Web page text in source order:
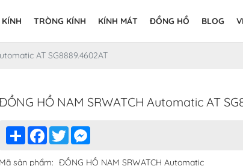
TRÒNG KÍNH KÍNH MÁT ĐỒNG HỒ BLOG
AT SG8889.4602AT
HỒ NAM SRWATCH Automatic AT
Share Facebook
Twitter
Mã sản phẩm: ĐỒNG HỒ NAM SRWATCH Automatic